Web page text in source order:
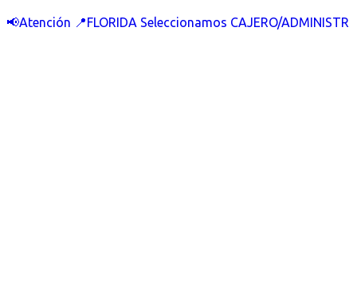
📢Atención 📍FLORIDA Seleccionamos CAJERO/ADMINISTR